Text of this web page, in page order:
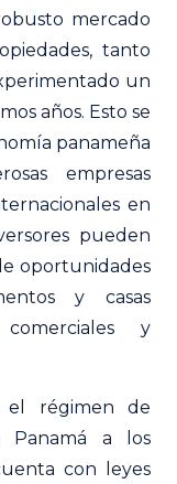
mercado
tanto
un
años. Esto se
panameña
empresas
en
pueden
oportunidades
y casas
y
el régimen de
Panamá a los
con leyes